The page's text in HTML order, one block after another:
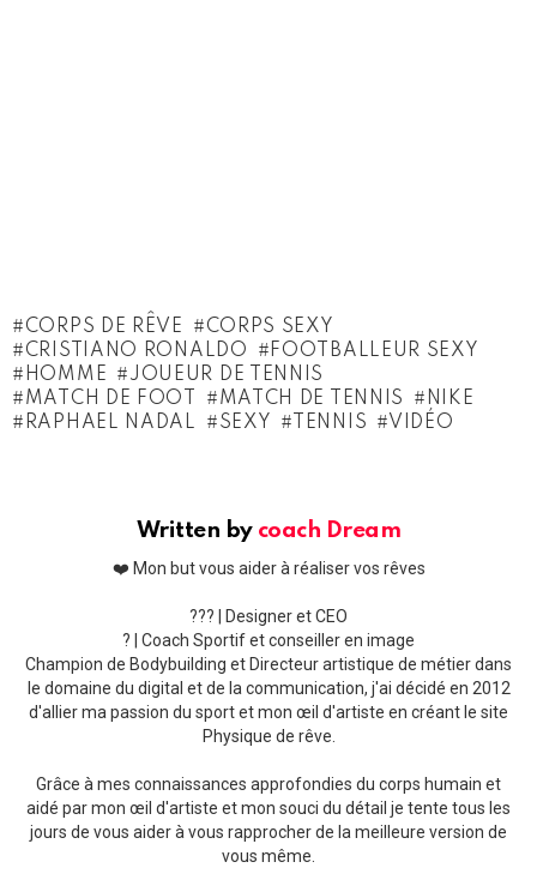
CORPS DE RÊVE
CORPS SEXY
CRISTIANO RONALDO
FOOTBALLEUR SEXY
HOMME
JOUEUR DE TENNIS
MATCH DE FOOT
MATCH DE TENNIS
NIKE
RAPHAEL NADAL
SEXY TENNIS VIDÉO
Written by coach Dream
❤️ Mon but vous aider à réaliser vos rêves
??‍? | Designer et CEO
? | Coach Sportif et conseiller en image
Champion de Bodybuilding et Directeur artistique de métier dans
le domaine du digital et de la communication, j'ai décidé en 2012
d'allier ma passion du sport et mon œil d'artiste en créant le site
Physique de rêve.
Grâce à mes connaissances approfondies du corps humain et
aidé par mon œil d'artiste et mon souci du détail je tente tous les
jours de vous aider à vous rapprocher de la meilleure version de
vous même.